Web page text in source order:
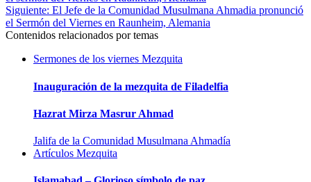
Siguiente: El Jefe de la Comunidad Musulmana Ahmadia pronunció
el Sermón del Viernes en Raunheim, Alemania
Contenidos relacionados por temas
Sermones de los viernes Mezquita
Inauguración de la mezquita de Filadelfia
Hazrat Mirza Masrur Ahmad
Jalifa de la Comunidad Musulmana Ahmadía
Artículos Mezquita